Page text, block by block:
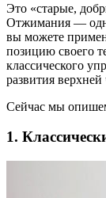
Это «старые,
Отжимания —
вы можете
позицию своего
классического
развития верхней
Сейчас мы
1.